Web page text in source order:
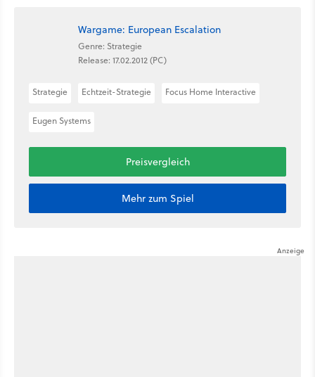
Wargame: European Escalation
Genre: Strategie
Release: 17.02.2012 (PC)
Strategie Echtzeit-Strategie Focus Home Interactive
Eugen Systems
Preisvergleich
Mehr zum Spiel